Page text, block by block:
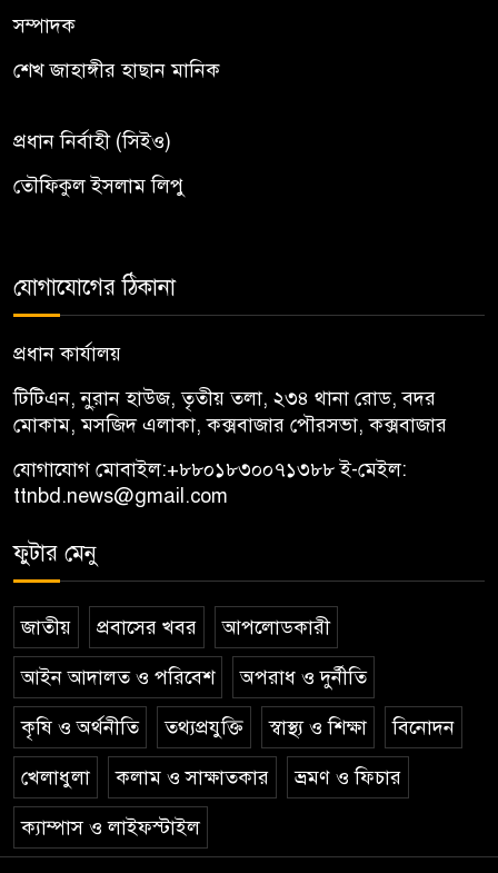
সম্পাদক
শেখ জাহাঙ্গীর হাছান মানিক
প্রধান নির্বাহী (সিইও)
তৌফিকুল ইসলাম লিপু
যোগাযোগের ঠিকানা
প্রধান কার্যালয়
টিটিএন, নু্রান হাউজ, তৃতীয় তলা, ২৩৪ থানা রোড, বদর
মোকাম, মসজিদ এলাকা, কক্সবাজার পৌরসভা, কক্সবাজার
যোগাযোগ মোবাইল:+৮৮০১৮৩০০৭১৩৮৮ই-মেইল:
ttnbd.news@gmail.com
ফুটার মেনু
জাতীয় প্রবাসের খবর আপলোডকারী
আইন আদালত ও পরিবেশ অপরাধ ও দুর্নীতি
কৃষি ও অর্থনীতি তথ্যপ্রযুক্তি স্বাস্থ্য ও শিক্ষা বিনোদন
খেলাধুলা কলাম ও সাক্ষাতকার ভ্রমণ ও ফিচার
ক্যাম্পাস ও লাইফস্টাইল